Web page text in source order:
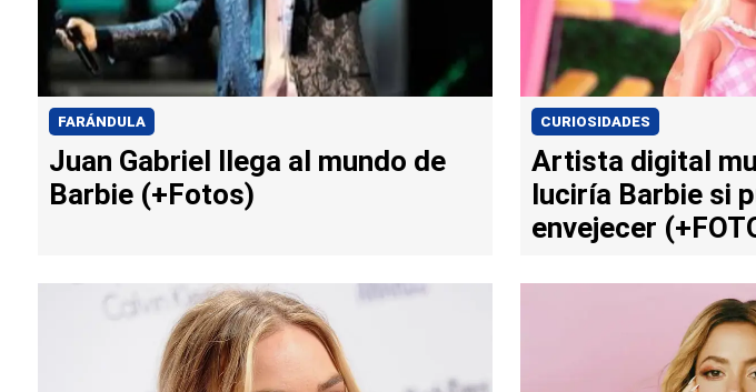
FARÁNDULA
Juan Gabriel llega al mundo de
Barbie (+Fotos)
CURIOSIDADES
Artista digital
luciría Barbie si
envejecer